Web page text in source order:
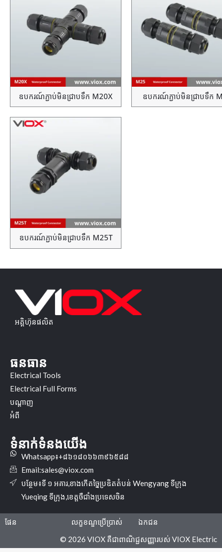
ឧបករណ៍ភ្ជាប់មិនជ្រាបទឹក M20X ឧបករណ៍ភ្ជាប់មិនជ្រាបទឹក
ឧបករណ៍ភ្ជាប់មិនជ្រាបទឹក M25T
អគ្គិហ៊ុនផលិត
ធនធាន
Electrical Tools
Electrical Full Forms
បណ្ដាញ
អំពី
ទំនាក់ទំនងយើង
Whatsapp៖+៨៦១៨០៦៦៣៩៦៥៨៨
Email:sales@viox.com
បន្ថែម៖ទី ១ អគារ,ខាងកើតច្នៃប្រឌិតតំបន់ Wengyang ទីក្រុង
Yueqing ទីក្រុង,ខេត្តចឺជាំងប្រទេសចិន
ផែន លក្ខខណ្ឌប្រើប្រាស់
ឯកជន
© 2026 VIOX គឺជាពាណិជ្ជសញ្ញារបស់ VIOX Electric